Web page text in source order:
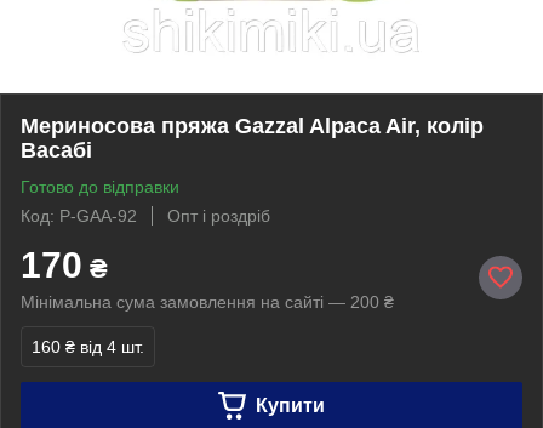
Мериносова пряжа Gazzal Alpaca Air, колір
Васабі
Готово до відправки
Код: P-GAA-92
Опт і роздріб
170 ₴
Мінімальна сума замовлення на сайті — 200 ₴
160 ₴ від 4 шт.
Купити